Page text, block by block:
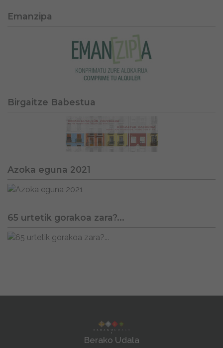
Emanzipa
Birgaitze Babestua
Azoka eguna 2021
65 urtetik gorakoa zara?...
Berako Udala